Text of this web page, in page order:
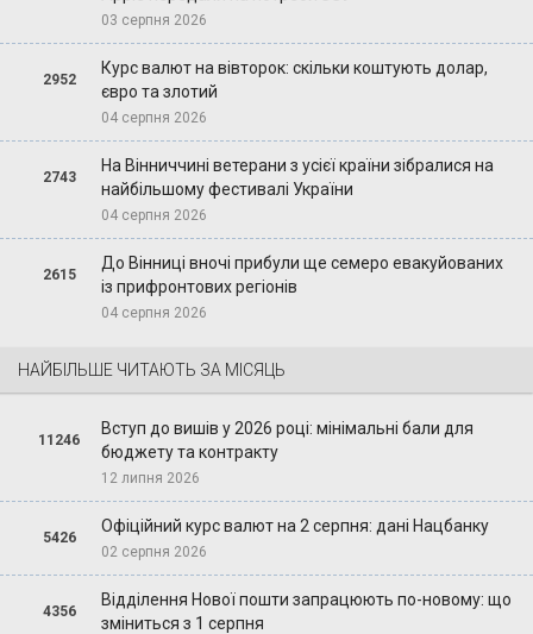
03 серпня 2026
2952
Курс валют на вівторок: скільки коштують долар,
євро та злотий
04 серпня 2026
2743
На Вінниччині ветерани з усієї країни зібралися на
найбільшому фестивалі України
04 серпня 2026
2615
До Вінниці вночі прибули ще семеро евакуйованих
із прифронтових регіонів
04 серпня 2026
НАЙБІЛЬШЕ ЧИТАЮТЬ ЗА МІСЯЦЬ
11246
Вступ до вишів у 2026 році: мінімальні бали для
бюджету та контракту
12 липня 2026
5426
Офіційний курс валют на 2 серпня: дані Нацбанку
02 серпня 2026
4356
Відділення Нової пошти запрацюють по-новому: що
зміниться з 1 серпня